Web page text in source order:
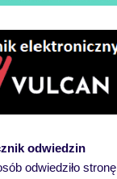
odwiedzin
odwiedziło stronę